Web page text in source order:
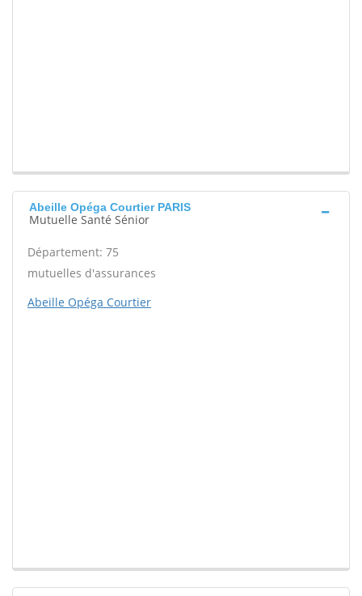
Abeille Opéga Courtier PARIS
Mutuelle Santé Sénior
Département: 75
mutuelles d'assurances
Abeille Opéga Courtier